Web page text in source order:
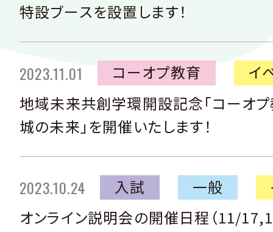
特設ブースを設置します！
2023.11.01 コーオプ教育
イ
地域未来共創学環開設記念「コーオ
城の未来」を開催いたします！
2023.10.24 入試 一般
オンライン説明会の開催日程（11/